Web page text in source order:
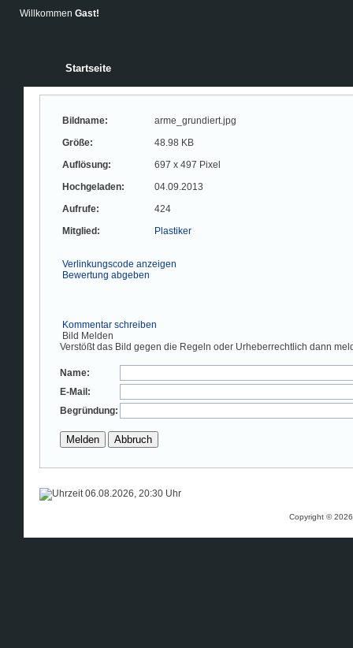
Willkommen Gast!
Startseite
Bildname:
arme_grundiert.jpg
Größe:
48.98 KB
Auflösung:
697 x 497 Pixel
Hochgeladen:
04.09.2013
Aufrufe:
424
Mitglied:
Plastiker
Verlinkungscode anzeigen
Bewertung abgeben
Kommentar schreiben
Bild Melden
Verstößt das Bild gegen die Regeln oder Urheberrechtlich dann
Name:
E-Mail:
Begründung:
06.08.2026, 20:30 Uhr
Copyright ©